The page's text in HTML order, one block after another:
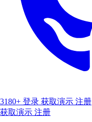
3180+ 登录 获取演示 注册
获取演示 注册